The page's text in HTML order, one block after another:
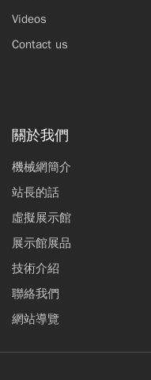
Videos
Contact us
關於我們
機械網簡介
站長的話
虛擬展示館
展示館展品
技術介紹
聯絡我們
網站導覽